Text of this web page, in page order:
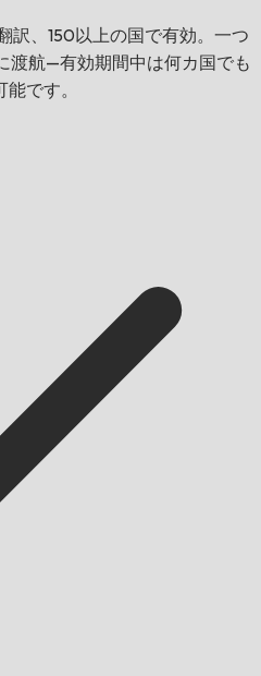
訳、150以上の国で有効。一つ
渡航—有効期間中は何カ国でも
です。